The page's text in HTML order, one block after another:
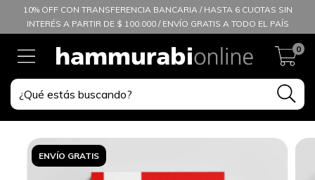
10% OFF CON TRANSFERENCIA BANCARIA / HASTA 6 CUOTAS SIN
INTERÉS A PARTIR DE $ 100.000 / ENVÍO GRATIS A TODO EL PAÍS
0
ENVÍO GRATIS